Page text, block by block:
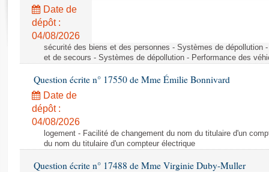
Rapports législatifs
Rapports sur l'application des lois
Baromètre de l’application des lois
Dossiers législatifs
Budget et sécurité sociale
Questions écrites et orales
Comptes rendus des débats
Date de
dépôt :
04/08/2026
sécurité des biens et des personnes - Systèmes de dépollution
et de secours - Systèmes de dépollution - Performance des
Question écrite n° 17550 de Mme Émilie Bonnivard
Date de
dépôt :
04/08/2026
logement - Facilité de changement du nom du titulaire d'un
du nom du titulaire d'un compteur électrique
Question écrite n° 17488 de Mme Virginie Duby-Muller